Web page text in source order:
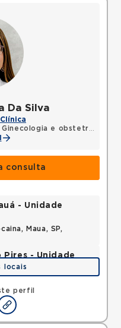
Da Silva
e obstetrícia
consulta
perfil
- Unidade
Maua, SP,
Pires - Unidade
Pires, SP,
locais